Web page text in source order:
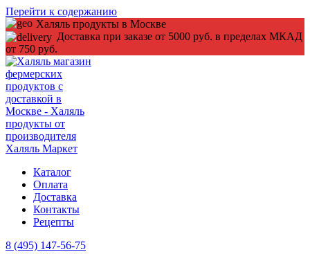
Перейти к содержанию
Халяль продукты в Москве
Доставка при заказе от 5000 руб. в пределах МКАД
от 750 руб.
Каталог
Оплата
Доставка
Контакты
Рецепты
8 (495) 147-56-75